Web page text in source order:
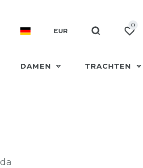
EUR
0
DAMEN TRACHTEN